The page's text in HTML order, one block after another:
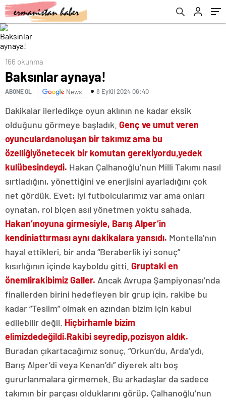
166 okunma
Baksınlar aynaya!
ABONE OL News 8 Eylül 2024 06:40
Dakikalar ilerledikçe oyun aklının ne kadar eksik
olduğunu görmeye başladık. Genç ve umut veren
oyunculardanoluşan bir takımız ama bu
özelliğiyönetecek bir komutan gerekiyordu,yedek
kulübesindeydi. Hakan Çalhanoğlu’nun Milli Takımı nasıl
sırtladığını, yönettiğini ve enerjisini ayarladığını çok
net gördük. Evet; iyi futbolcularımız var ama onları
oynatan, rol biçen asıl yönetmen yoktu sahada.
Hakan’ınoyuna girmesiyle, Barış Alper’in
kendiniattırması aynı dakikalara yansıdı. Montella’nın
hayal ettikleri, bir anda “Beraberlik iyi sonuç”
kısırlığının içinde kayboldu gitti. Gruptaki en
önemlirakibimiz Galler. Ancak Avrupa Şampiyonası’nda
finallerden birini hedefleyen bir grup için, rakibe bu
kadar “Teslim” olmak en azından bizim için kabul
edilebilir değil. Hiçbirhamle bizim
elimizdedeğildi.Rakibi seyredip,pozisyon aldık.
Buradan çıkartacağımız sonuç, “Orkun’du, Arda’ydı,
Barış Alper’di veya Kenan’dı” diyerek altı boş
gururlanmalara girmemek. Bu arkadaşlar da sadece
takımın bir parçası olduklarını görüp, Çalhanoğlu’nun